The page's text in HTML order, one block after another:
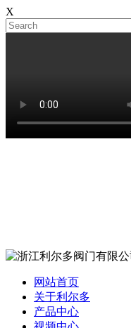
X
网站首页
关于利尔多
产品中心